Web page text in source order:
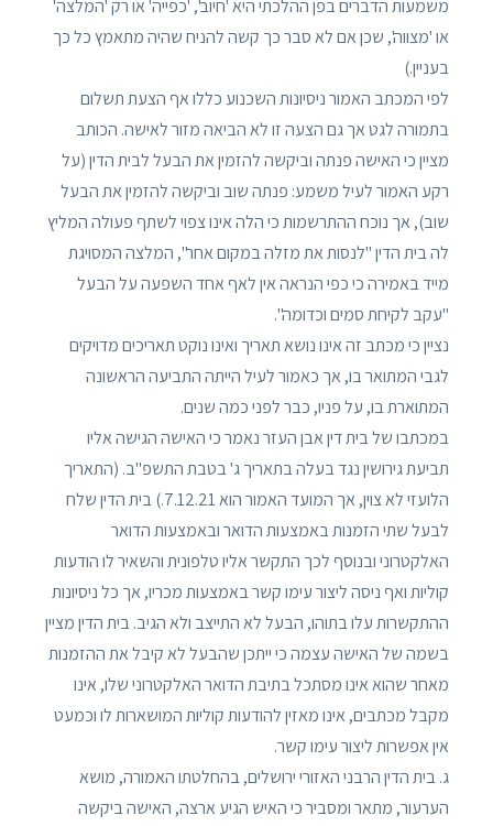
משמעות הדברים בפן ההלכתי היא 'חיוב', 'כפייה' או רק 'המלצה'
או 'מצווה', שכן אם לא סבר כך קשה להניח שהיה מתאמץ כל כך
בעניין.)
לפי המכתב האמור ניסיונות השכנוע כללו אף הצעת תשלום
בתמורה לגט אך גם הצעה זו לא הביאה מזור לאישה. הכותב
מציין כי האישה פנתה וביקשה להזמין את הבעל לבית הדין (על
רקע האמור לעיל משמע: פנתה שוב וביקשה להזמין את הבעל
שוב), אך נוכח ההתרשמות כי הלה אינו צפוי לשתף פעולה המליץ
לה בית הדין "לנסות את מזלה במקום אחר", המלצה המסויגת
מייד באמירה כי כפי הנראה אין לאף אחד השפעה על הבעל
"עקב לקיחת סמים וכדומה".
נציין כי מכתב זה אינו נושא תאריך ואינו נוקט תאריכים מדויקים
לגבי המתואר בו, אך כאמור לעיל הייתה התביעה הראשונה
המתוארת בו, על פניו, כבר לפני כמה שנים.
במכתבו של בית דין אבן העזר נאמר כי האישה הגישה אליו
תביעת גירושין נגד בעלה בתאריך ג' בטבת התשפ"ב. (התאריך
הלועזי לא צוין, אך המועד האמור הוא 7.12.21.) בית הדין שלח
לבעל שתי הזמנות באמצעות הדואר ובאמצעות הדואר
האלקטרוני ובנוסף לכך התקשר אליו טלפונית והשאיר לו הודעות
קוליות ואף ניסה ליצור עימו קשר באמצעות מכריו, אך כל ניסיונות
ההתקשרות עלו בתוהו, הבעל לא התייצב ולא הגיב. בית הדין מציין
בשמה של האישה עצמה כי ייתכן שהבעל לא קיבל את ההזמנות
מאחר שהוא אינו מסתכל בתיבת הדואר האלקטרוני שלו, אינו
מקבל מכתבים, אינו מאזין להודעות קוליות המושארות לו וכמעט
אין אפשרות ליצור עימו קשר.
ג. בית הדין הרבני האזורי ירושלים, בהחלטתו האמורה, מושא
הערעור, מתאר ומסביר כי האיש הגיע ארצה, האישה ביקשה